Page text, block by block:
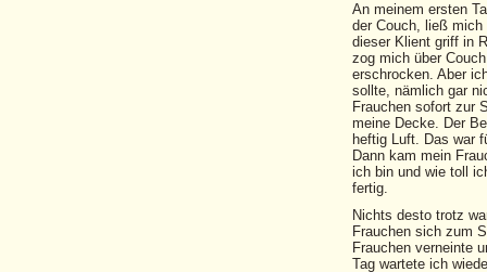
An meinem ersten
der Couch, ließ
dieser Klient griff in
zog mich über
erschrocken. Aber
sollte, nämlich gar
Frauchen sofort zur
meine Decke. Der
heftig Luft. Das war
Dann kam mein
ich bin und wie toll
fertig.
Nichts desto trotz
Frauchen sich zum
Frauchen verneinte
Tag wartete ich